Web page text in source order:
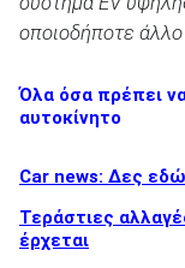
ΑΝΑΖΗΤΗΣΗ
οποιοδήποτε
Όλα όσα πρέπει
αυτοκίνητο
Car news: Δες εδώ
Τεράστιες
έρχεται